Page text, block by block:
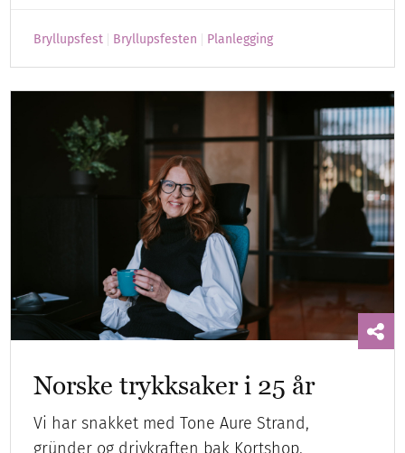
Bryllupsfest Bryllupsfesten Planlegging
Norske trykksaker i 25 år
Vi har snakket med Tone Aure Strand,
gründer og drivkraften bak Kortshop.